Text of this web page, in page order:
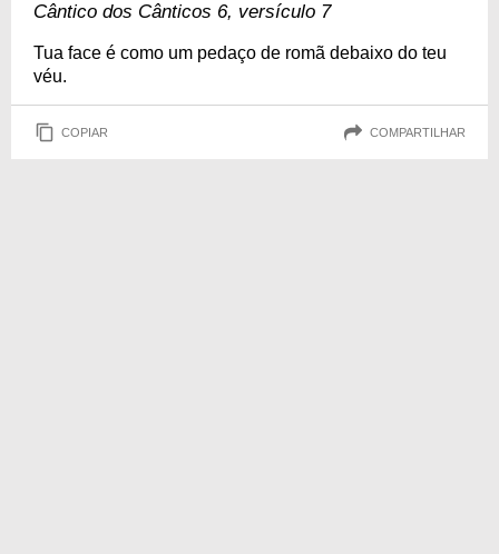
Cântico dos Cânticos 6, versículo 7
Tua face é como um pedaço de romã debaixo do teu
véu.
COPIAR COMPARTILHAR